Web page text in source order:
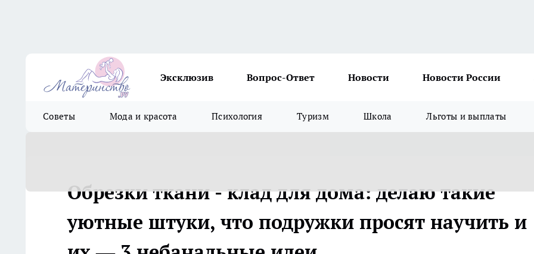
Эксклюзив Вопрос-Ответ Новости Новости России
Советы Мода и красота Психология Туризм Школа Льготы и выплаты
Обрезки ткани - клад для дома: делаю такие
уютные штуки, что подружки просят научить и